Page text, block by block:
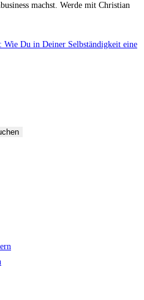
machst. Werde mit Christian
Wie Du in Deiner Selbständigkeit eine